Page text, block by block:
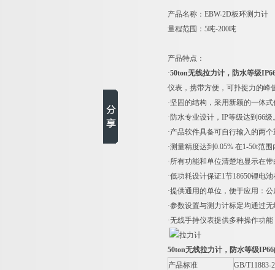
产品名称：EBW-2D板环测力计
量程范围：5吨-200吨
产品特点：
·50ton无线拉力计，防水等级
仪表，携带方便，可扑捉力的峰
·坚固的结构，采用新颖的一体
·防水专业设计，IP等级达到66级
·产品软件具备可自行输入的两
·测量精度达到0.05% 在1-50t范
·所有功能和单位清楚地显示在
·低功耗设计保证1节18650锂电
·提供通用的单位，便于应用：
·参数设置与测力计标定均通过
·无线手持仪表提供多种操作功能
50ton无线拉力计，防水等级
产品标准
GB/T11883-